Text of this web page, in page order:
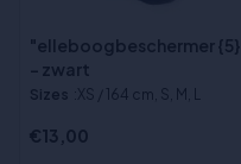
"elleboogbeschermer {5}
- zwart
Sizes :XS / 164 cm, S, M, L
€13,00